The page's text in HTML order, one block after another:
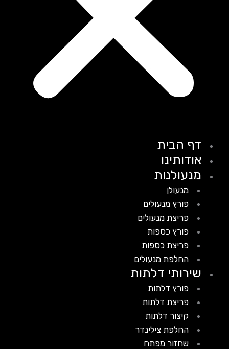
דף הבית
אודותינו
מנעולנות
מנעולן
פורץ מנעולים
פריצת מנעולים
פורץ כספות
פריצת כספות
החלפת מנעולים
שירותי דלתות
פורץ דלתות
פריצת דלתות
קיצור דלתות
החלפת צילינדר
שחזור מפתח